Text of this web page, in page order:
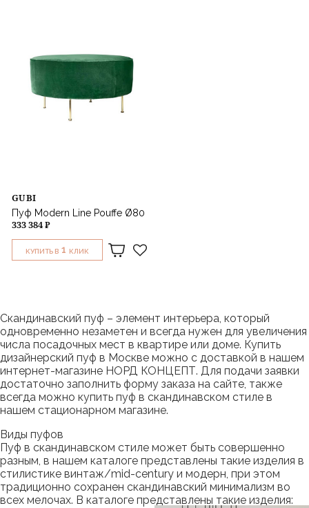
GUBI
Пуф Modern Line Pouffe Ø80
333 384 ₽
КУПИТЬ В 1 КЛИК
Скандинавский пуф – элемент интерьера, который
одновременно незаметен и всегда нужен для увеличения
числа посадочных мест в квартире или доме. Купить
дизайнерский пуф в Москве можно с доставкой в нашем
интернет-магазине НОРД КОНЦЕПТ. Для подачи заявки
достаточно заполнить форму заказа на сайте, также
всегда можно купить пуф в скандинавском стиле в
нашем стационарном магазине.
Виды пуфов
Пуф в скандинавском стиле может быть совершенно
разным, в нашем каталоге представлены такие изделия в
стилистике винтаж/mid-century и модерн, при этом
традиционно сохранен скандинавский минимализм во
всех мелочах. В каталоге представлены такие изделия: